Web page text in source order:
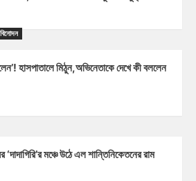
বিনোদন
হাসপাতালে মিঠুন,অভিনেতাকে দেখে কী বললেন
মঞ্চে উঠে এল শান্তিনিকেতনের রাম